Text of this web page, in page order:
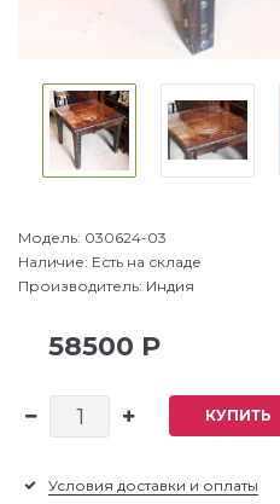
Модель: 030624-03
Наличие: Есть на складе
Производитель: Индия
58500 Р
КУПИТЬ
Условия доставки и оплаты